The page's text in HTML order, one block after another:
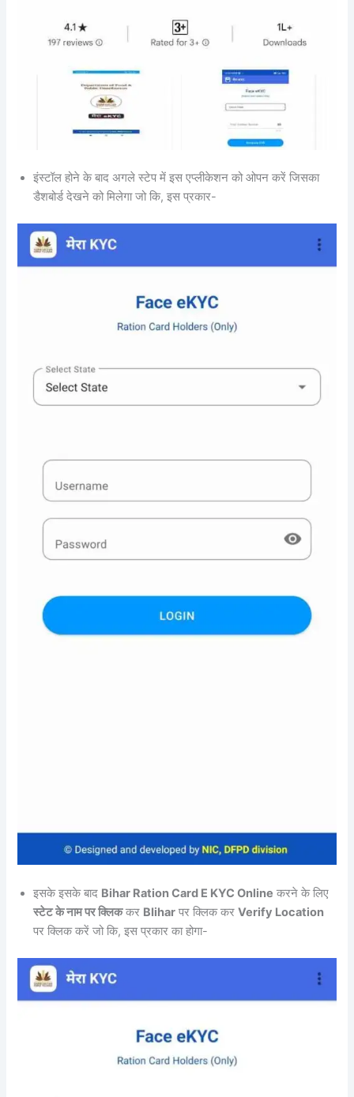
इंस्टॉल होने के बाद अगले स्टेप में इस एप्लीकेशन को ओपन करें जिसका
डैशबोर्ड देखने को मिलेगा जो कि, इस प्रकार-
इसके इसके बाद Bihar Ration Card E KYC Online करने के लिए
स्टेट के नाम पर क्लिककर BIihar पर क्लिक करVerify Location
पर क्लिक करें जो कि, इस प्रकार का होगा-